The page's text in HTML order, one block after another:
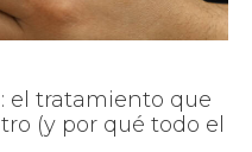
el tratamiento que
(y por qué todo el